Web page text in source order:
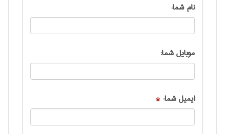
نام شما:
موبایل شما:
ایمیل شما: *